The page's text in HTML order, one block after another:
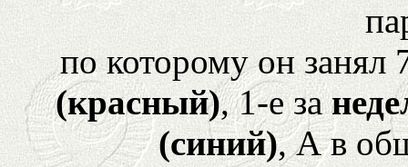
по которому он
(красный), 1-е за
(синий), А в